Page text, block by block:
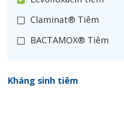
Claminat® Tiêm
BACTAMOX® Tiêm
Ceftizoxim®
Kháng sinh tiêm